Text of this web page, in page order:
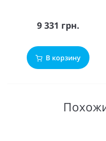
9 331 грн.
В корзину